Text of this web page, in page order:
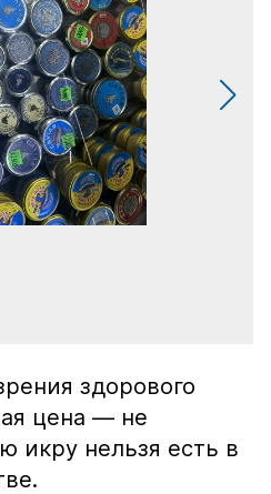
здорового
цена — не
икру нельзя есть в